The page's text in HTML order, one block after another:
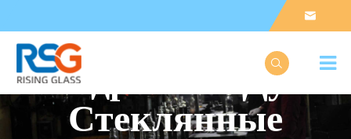


Квадратные Духи
Стеклянные